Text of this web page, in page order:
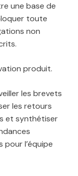
une base de
toute
non
produit.
les brevets
les retours
et synthétiser
l’équipe